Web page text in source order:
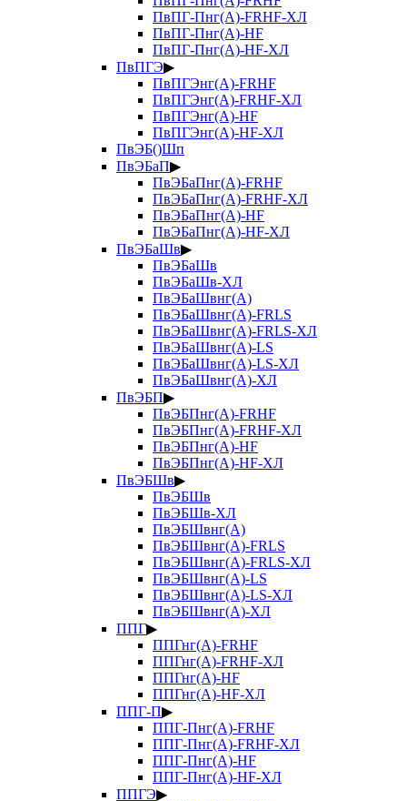
ПвПГ-Пнг(А)-FRHF-ХЛ
ПвПГ-Пнг(А)-HF
ПвПГ-Пнг(А)-HF-ХЛ
ПвПГЭ▶
ПвПГЭнг(А)-FRHF
ПвПГЭнг(А)-FRHF-ХЛ
ПвПГЭнг(А)-HF
ПвПГЭнг(А)-HF-ХЛ
ПвЭБ()Шп
ПвЭБаП▶
ПвЭБаПнг(А)-FRHF
ПвЭБаПнг(А)-FRHF-ХЛ
ПвЭБаПнг(А)-HF
ПвЭБаПнг(А)-HF-ХЛ
ПвЭБаШв▶
ПвЭБаШв
ПвЭБаШв-ХЛ
ПвЭБаШвнг(А)
ПвЭБаШвнг(А)-FRLS
ПвЭБаШвнг(А)-FRLS-ХЛ
ПвЭБаШвнг(А)-LS
ПвЭБаШвнг(А)-LS-ХЛ
ПвЭБаШвнг(А)-ХЛ
ПвЭБП▶
ПвЭБПнг(А)-FRHF
ПвЭБПнг(А)-FRHF-ХЛ
ПвЭБПнг(А)-HF
ПвЭБПнг(А)-HF-ХЛ
ПвЭБШв▶
ПвЭБШв
ПвЭБШв-ХЛ
ПвЭБШвнг(А)
ПвЭБШвнг(А)-FRLS
ПвЭБШвнг(А)-FRLS-ХЛ
ПвЭБШвнг(А)-LS
ПвЭБШвнг(А)-LS-ХЛ
ПвЭБШвнг(А)-ХЛ
ППГ▶
ППГнг(А)-FRHF
ППГнг(А)-FRHF-ХЛ
ППГнг(А)-HF
ППГнг(А)-HF-ХЛ
ППГ-П▶
ППГ-Пнг(А)-FRHF
ППГ-Пнг(А)-FRHF-ХЛ
ППГ-Пнг(А)-HF
ППГ-Пнг(А)-HF-ХЛ
ППГЭ▶